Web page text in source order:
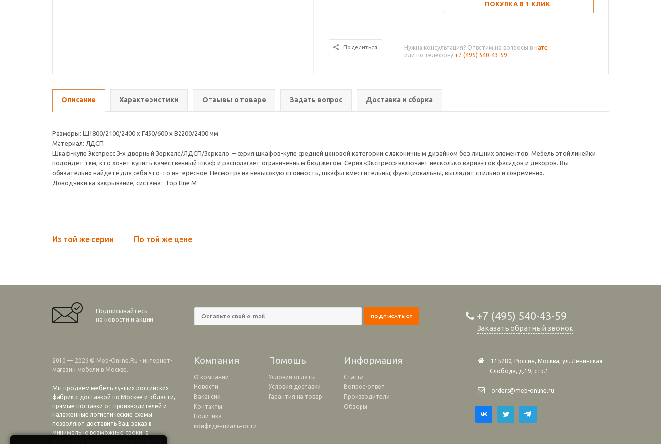
ПОКУПКА В 1 КЛИК
Поделиться Нужна консультация? Ответим на вопросы в чате
или по телефону +7 (495) 540-43-59
Описание Характеристики Отзывы о товаре Задать вопрос Доставка и сборка
Размеры: Ш1800/2100/2400 х Г450/600 х В2200/2400 мм
Материал: ЛДСП
Шкаф-купе Экспресс 3-х дверный Зеркало/ЛДСП/Зеркало – серия шкафов-купе средней ценовой категории с лаконичным дизайном без лишних элементов. Мебель этой линейки
подойдет тем, кто хочет купить качественный шкаф и располагает ограниченным бюджетом. Серия «Экспресс» включает несколько вариантов фасадов и декоров. Вы
обязательно найдете для себя что-то интересное. Несмотря на невысокую стоимость, шкафы вместительны, функциональны, выглядят стильно и современно.
Доводчики на закрывание, система : Top Line M
Из той же серии По той же цене
Подписывайтесь
на новости и акции
+7 (495) 540-43-59
Заказать обратный звонок
2010 — 2026 © Meb-Online.Ru - интернет-
магазин мебели в Москве.
Мы продаем мебель лучших российских
фабрик с доставкой по Москве и области,
прямые поставки от производителей и
налаженные логистические схемы
позволяют доставить Ваш заказ в
минимально возможные сроки, а
Компания Помощь Информация
О компании
Новости
Вакансии
Контакты
Политика
конфиденциальности
Условия оплаты
Условия доставки
Гарантия на товар
Статьи
Вопрос-ответ
Производители
Обзоры
115280, Россия, Москва, ул. Ленинская
Слобода, д.19, стр.1
orders@meb-online.ru